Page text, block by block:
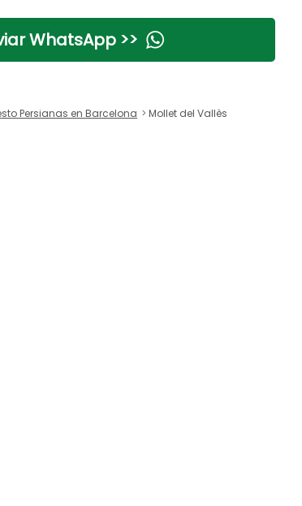
WhatsApp >>
Persianas en Barcelona Mollet del Vallès